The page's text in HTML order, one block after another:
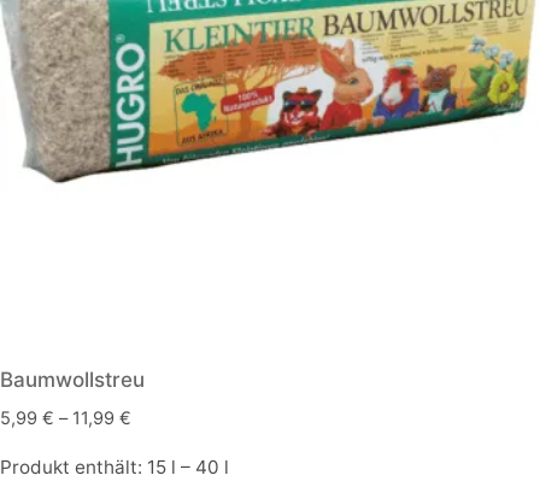
Baumwollstreu
5,99 € – 11,99 €
Produkt enthält: 15 l – 40 l